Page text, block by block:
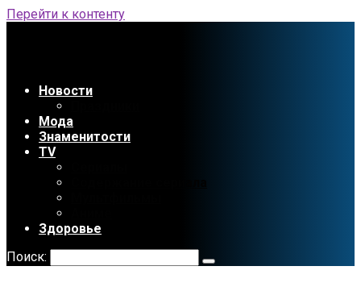
Перейти к контенту
Новости
Мода
Знаменитости
TV
Здоровье
Поиск: